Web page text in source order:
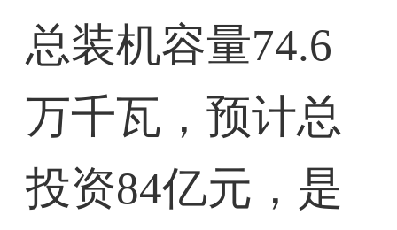
总装机容量74.6
万千瓦，预计总
投资84亿元，是